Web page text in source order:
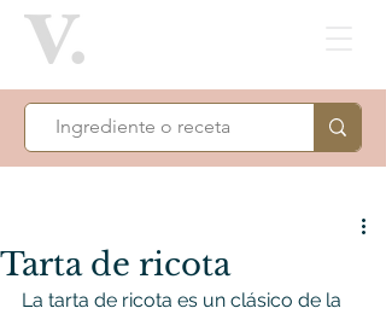
Tarta de ricota
La tarta de ricota es un clásico de la